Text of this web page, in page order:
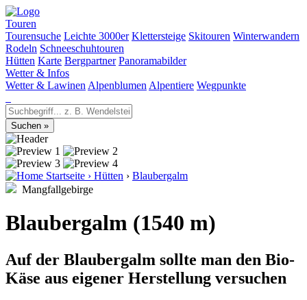
Touren
Tourensuche Leichte 3000er Klettersteige Skitouren Winterwandern
Rodeln Schneeschuhtouren
Hütten Karte Bergpartner Panoramabilder
Wetter & Infos
Wetter & Lawinen Alpenblumen Alpentiere Wegpunkte
Startseite › Hütten › Blaubergalm
Mangfallgebirge
Blaubergalm (1540 m)
Auf der Blaubergalm sollte man den Bio-
Käse aus eigener Herstellung versuchen